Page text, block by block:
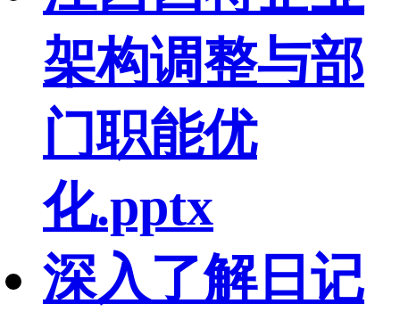
架构调整与部
门职能优
化.pptx
深入了解日记